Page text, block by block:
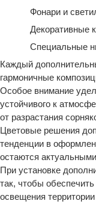
Фонари и
Декоративные
Специальные
Каждый
гармоничные
Особое внимание
устойчивого к
от разрастания
Цветовые решения
тенденции в
остаются
При установке
так, чтобы
освещения